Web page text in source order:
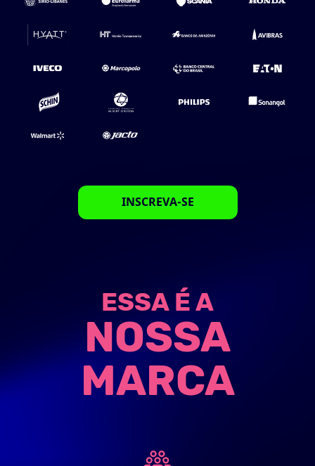
INSCREVA-SE
ESSA É A
NOSSA
MARCA